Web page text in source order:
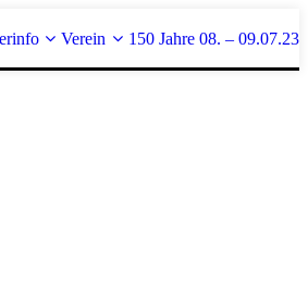
Verein 150 Jahre 08. – 09.07.23